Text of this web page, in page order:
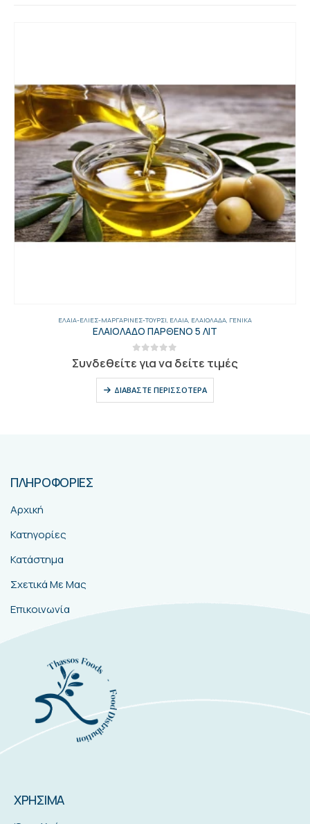
ΈΛΑΙΑ-ΕΛΙΈΣ-ΜΑΡΓΑΡΊΝΕΣ-ΤΟΥΡΣΊ, ΈΛΑΙΑ, ΕΛΑΙΌΛΑΔΑ, ΓΕΝΙΚΑ
ΕΛΑΙΟΛΑΔΟ ΠΑΡΘΕΝΟ 5 ΛΙΤ
out of 5
Συνδεθείτε για να δείτε τιμές
ΔΙΑΒΆΣΤΕ ΠΕΡΙΣΣΌΤΕΡΑ
ΠΛΗΡΟΦΟΡΙΕΣ
Αρχική
Κατηγορίες
Κατάστημα
Σχετικά Με Μας
Επικοινωνία
ΧΡΗΣΙΜΑ